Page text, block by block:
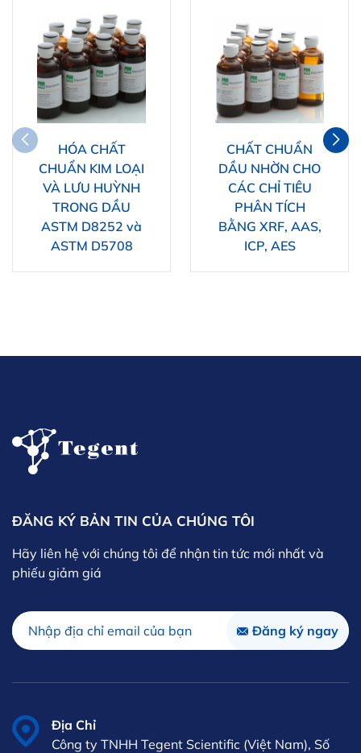
HÓA CHẤT
CHUẨN KIM LOẠI
VÀ LƯU HUỲNH
TRONG DẦU
ASTM D8252 và
ASTM D5708
CHẤT CHUẨN
DẦU NHỜN CHO
CÁC CHỈ TIÊU
PHÂN TÍCH
BẰNG XRF, AAS,
ICP, AES
ĐĂNG KÝ BẢN TIN CỦA CHÚNG TÔI
Hãy liên hệ với chúng tôi để nhận tin tức mới nhất và
phiếu giảm giá
Địa Chỉ
Công ty TNHH Tegent Scientific (Việt Nam), Số